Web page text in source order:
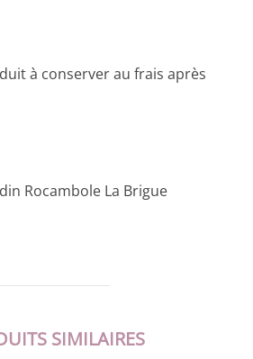
à conserver au frais après
Rocambole La Brigue
SIMILAIRES